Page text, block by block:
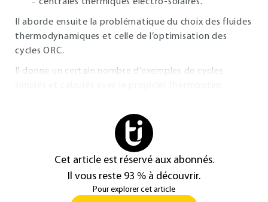
Il aborde ensuite la problématique du choix des fluides
thermodynamiques et celle de l’optimisation des
cycles ORC.
Il donne un certain nombre d’exemples de cycles
Cet article est réservé aux abonnés.
Il vous reste 93 % à découvrir.
Pour explorer cet article